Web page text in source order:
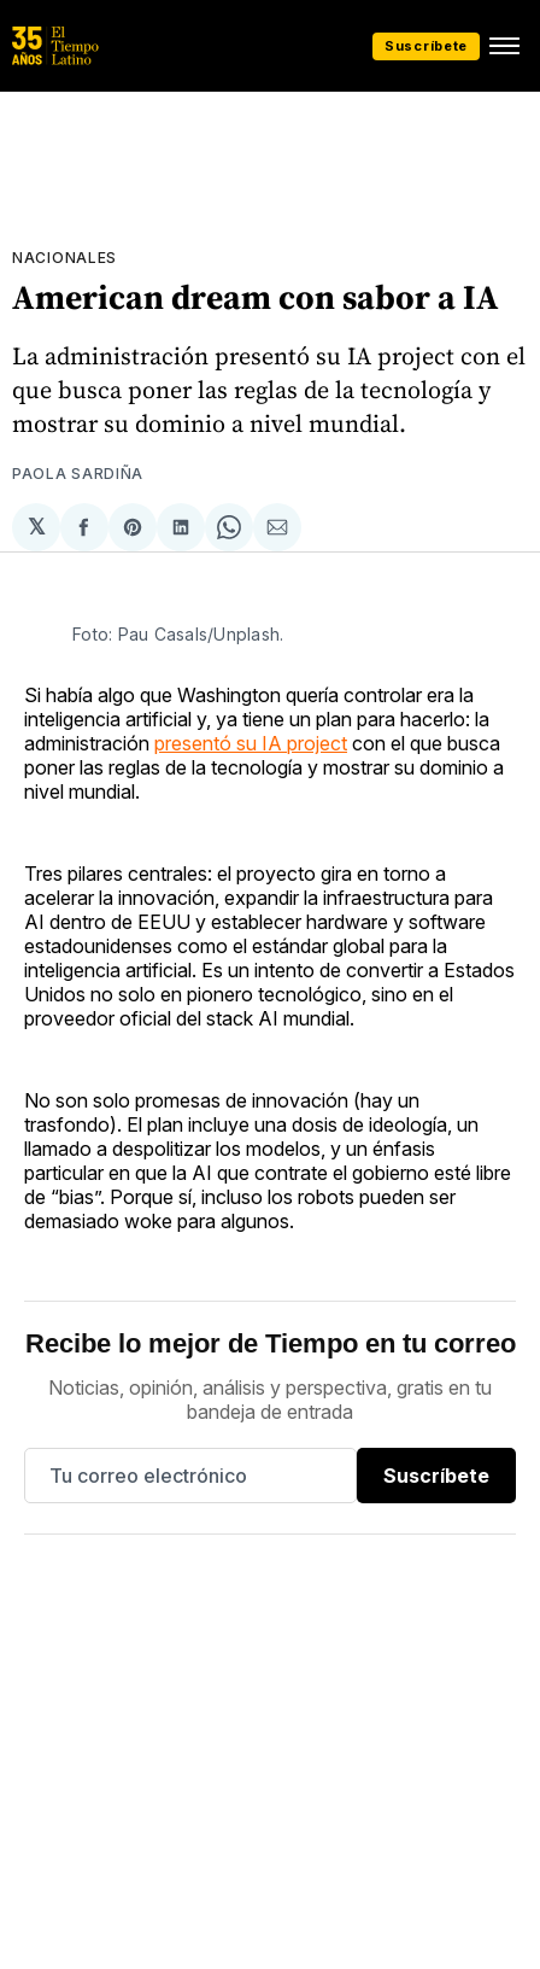
Suscríbete
NACIONALES
American dream con sabor a IA
La administración presentó su IA project con el
que busca poner las reglas de la tecnología y
mostrar su dominio a nivel mundial.
PAOLA SARDIÑA
𝕏
Compartir
en
Share
on
Compartir
en
Share
on
Compartir
via
Foto: Pau Casals/Unplash.
Si había algo que Washington quería controlar era la
inteligencia artificial y, ya tiene un plan para hacerlo: la
administración presentó su IA project con el que busca
poner las reglas de la tecnología y mostrar su dominio a
nivel mundial.
Tres pilares centrales: el proyecto gira en torno a
acelerar la innovación, expandir la infraestructura para
AI dentro de EEUU y establecer hardware y software
estadounidenses como el estándar global para la
inteligencia artificial. Es un intento de convertir a Estados
Unidos no solo en pionero tecnológico, sino en el
proveedor oficial del stack AI mundial.
No son solo promesas de innovación (hay un
trasfondo). El plan incluye una dosis de ideología, un
llamado a despolitizar los modelos, y un énfasis
particular en que la AI que contrate el gobierno esté libre
de “bias”. Porque sí, incluso los robots pueden ser
demasiado woke para algunos.
Recibe lo mejor de Tiempo en tu correo
Noticias, opinión, análisis y perspectiva, gratis en tu
bandeja de entrada
Suscríbete